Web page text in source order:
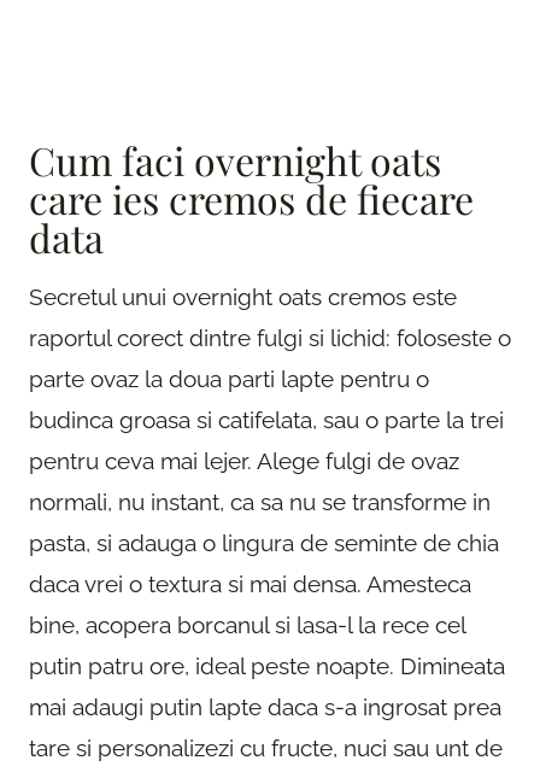
Cum faci overnight oats
care ies cremos de fiecare
data
Secretul unui overnight oats cremos este
raportul corect dintre fulgi si lichid: foloseste o
parte ovaz la doua parti lapte pentru o
budinca groasa si catifelata, sau o parte la trei
pentru ceva mai lejer. Alege fulgi de ovaz
normali, nu instant, ca sa nu se transforme in
pasta, si adauga o lingura de seminte de chia
daca vrei o textura si mai densa. Amesteca
bine, acopera borcanul si lasa-l la rece cel
putin patru ore, ideal peste noapte. Dimineata
mai adaugi putin lapte daca s-a ingrosat prea
tare si personalizezi cu fructe, nuci sau unt de